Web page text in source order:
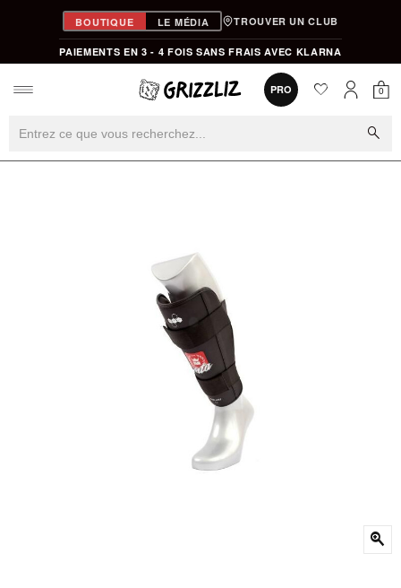
BOUTIQUE LE MÉDIA TROUVER UN CLUB
PAIEMENTS EN 3 - 4 FOIS SANS FRAIS AVEC KLARNA
PRO favorite0
0
search
zoom_in